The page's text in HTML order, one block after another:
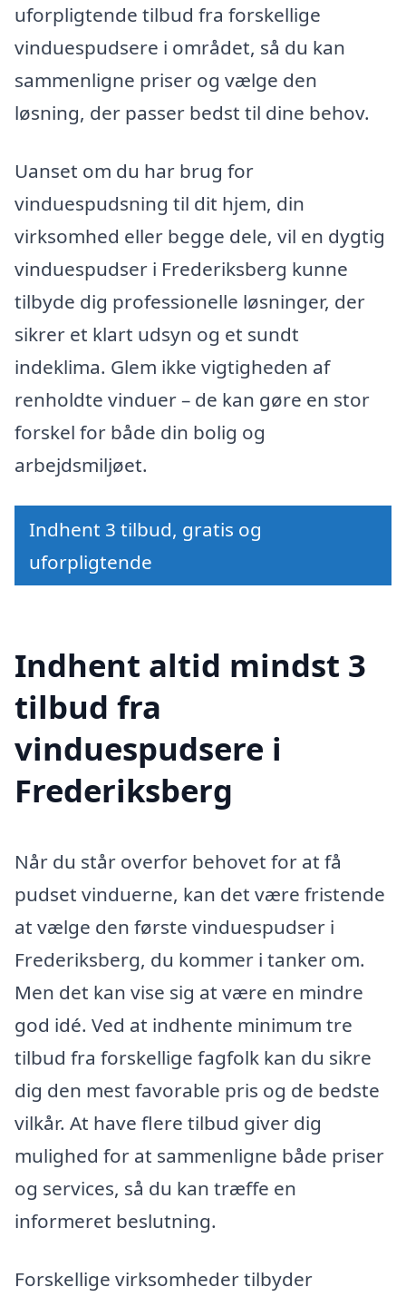
uforpligtende tilbud fra forskellige
vinduespudsere i området, så du kan
sammenligne priser og vælge den
løsning, der passer bedst til dine behov.
Uanset om du har brug for
vinduespudsning til dit hjem, din
virksomhed eller begge dele, vil en dygtig
vinduespudser i Frederiksberg kunne
tilbyde dig professionelle løsninger, der
sikrer et klart udsyn og et sundt
indeklima. Glem ikke vigtigheden af
renholdte vinduer – de kan gøre en stor
forskel for både din bolig og
arbejdsmiljøet.
Indhent 3 tilbud, gratis og
uforpligtende
Indhent altid mindst 3
tilbud fra
vinduespudsere i
Frederiksberg
Når du står overfor behovet for at få
pudset vinduerne, kan det være fristende
at vælge den første vinduespudser i
Frederiksberg, du kommer i tanker om.
Men det kan vise sig at være en mindre
god idé. Ved at indhente minimum tre
tilbud fra forskellige fagfolk kan du sikre
dig den mest favorable pris og de bedste
vilkår. At have flere tilbud giver dig
mulighed for at sammenligne både priser
og services, så du kan træffe en
informeret beslutning.
Forskellige virksomheder tilbyder